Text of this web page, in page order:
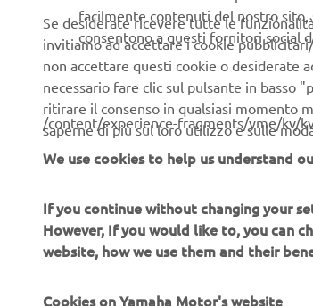
CORPORATE
Chi siamo
News
B2B
Soluzioni di
NEO's Delivery
facilmente contenuti del nostro sito,
consentono a questi fornitori social
Se desiderate ricevere tutte le
invitiamo ad accettare i cookie
non accettare questi cookie o desiderate
necessario fare clic sul pulsante in basso
ritirare il consenso in qualsiasi momento
saperne di più sul loro utilizzo e sulle
/content/experience-fragments/yme/kv/
We use cookies to help us understand
If you continue without changing your
However, If you would like to, you can
website, how we use them and their
Cookies on Yamaha Motor's website